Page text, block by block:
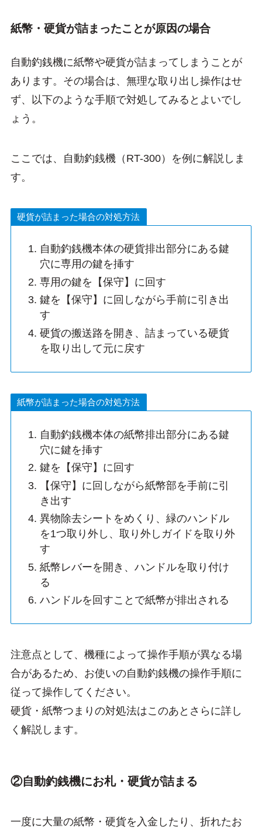
紙幣・硬貨が詰まったことが原因の場合
自動釣銭機に紙幣や硬貨が詰まってしまうことが
あります。その場合は、無理な取り出し操作はせ
ず、以下のような手順で対処してみるとよいでし
ょう。
ここでは、自動釣銭機（RT-300）を例に解説しま
す。
硬貨が詰まった場合の対処方法
自動釣銭機本体の硬貨排出部分にある鍵
穴に専用の鍵を挿す
専用の鍵を【保守】に回す
鍵を【保守】に回しながら手前に引き出
す
硬貨の搬送路を開き、詰まっている硬貨
を取り出して元に戻す
紙幣が詰まった場合の対処方法
自動釣銭機本体の紙幣排出部分にある鍵
穴に鍵を挿す
鍵を【保守】に回す
【保守】に回しながら紙幣部を手前に引
き出す
異物除去シートをめくり、緑のハンドル
を1つ取り外し、取り外しガイドを取り外
す
紙幣レバーを開き、ハンドルを取り付け
る
ハンドルを回すことで紙幣が排出される
注意点として、機種によって操作手順が異なる場
合があるため、お使いの自動釣銭機の操作手順に
従って操作してください。
硬貨・紙幣つまりの対処法はこのあとさらに詳し
く解説します。
②自動釣銭機にお札・硬貨が詰まる
一度に大量の紙幣・硬貨を入金したり、折れたお